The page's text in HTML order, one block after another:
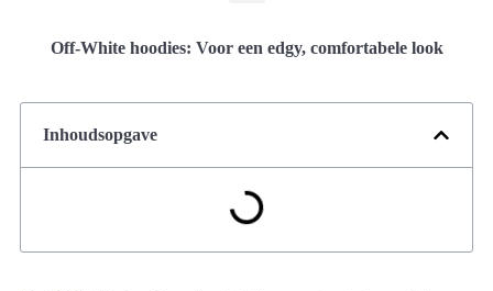
Off-White hoodies: Voor een edgy, comfortabele look
Inhoudsopgave